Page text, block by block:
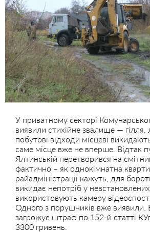
У приватному секторі
виявили стихійне звалище — гілля,
побутові відходи місцеві
саме місце вже не вперше. Відтак
Ялтинській перетворився на
фактично – як однокімнатна
райадміністрації кажуть, для
викидає непотріб у невстановлених
використовують камеру
Одного з порушників вже виявили.
загрожує штраф по 152-й статті
3300 гривень.